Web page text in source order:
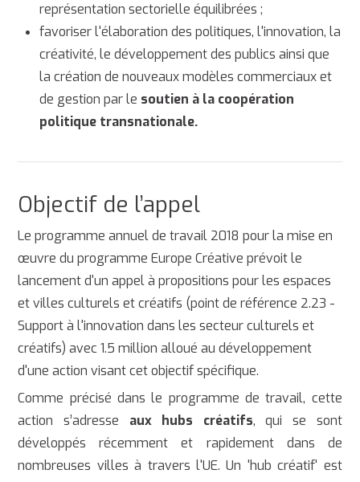
représentation sectorielle équilibrées ;
favoriser l'élaboration des politiques, l'innovation, la
créativité, le développement des publics ainsi que
la création de nouveaux modèles commerciaux et
de gestion par le soutien à la coopération
politique transnationale.
Objectif de l’appel
Le programme annuel de travail 2018 pour la mise en
œuvre du programme Europe Créative prévoit le
lancement d'un appel à propositions pour les espaces
et villes culturels et créatifs (point de référence 2.23 -
Support à l'innovation dans les secteur culturels et
créatifs) avec 1.5 million alloué au développement
d'une action visant cet objectif spécifique.
Comme précisé dans le programme de travail, cette
action s’adresse aux hubs créatifs, qui se sont
développés récemment et rapidement dans de
nombreuses villes à travers l'UE. Un 'hub créatif' est